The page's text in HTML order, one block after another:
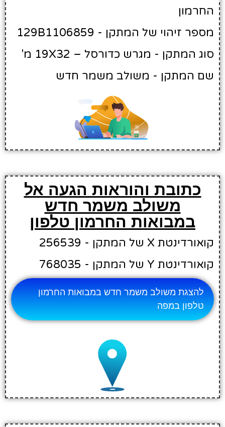
החרמון
מספר זיהוי של המתקן - 129B1106859
סוג המתקן - מגרש כדורסל – 19X32 מ'
שם המתקן - משולב משמר חדש
כתובת והוראות הגעה אל
משולב משמר חדש
במבואות החרמון טלפון
קואורדינטת X של המתקן - 256539
קואורדינטת Y של המתקן - 768035
להצגת משולב משמר חדש במבואות החרמון
טלפון במפה